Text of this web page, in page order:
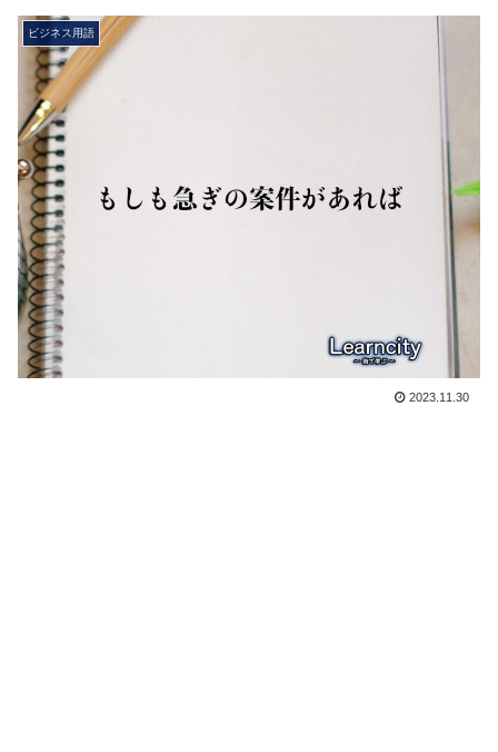
ビジネス用語
2023.11.30